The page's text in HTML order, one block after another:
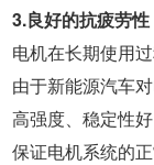
3.良好的抗疲劳
电机在长期使用过
由于新能源汽车
高强度、稳定性
保证电机系统的正